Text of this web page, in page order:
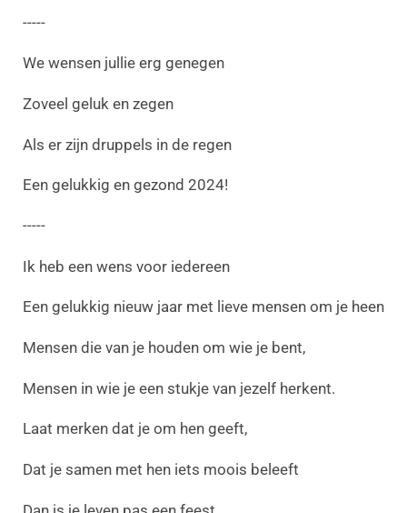
-----
We wensen jullie erg genegen
Zoveel geluk en zegen
Als er zijn druppels in de regen
Een gelukkig en gezond 2024!
-----
Ik heb een wens voor iedereen
Een gelukkig nieuw jaar met lieve mensen om je heen
Mensen die van je houden om wie je bent,
Mensen in wie je een stukje van jezelf herkent.
Laat merken dat je om hen geeft,
Dat je samen met hen iets moois beleeft